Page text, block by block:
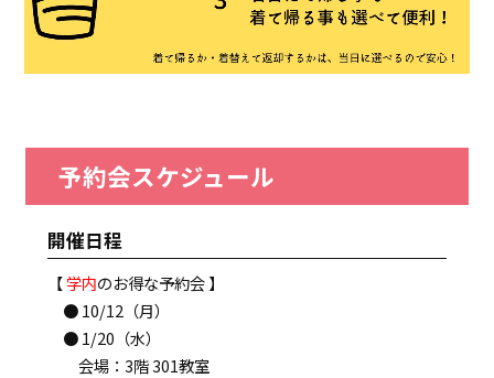
予約会スケジュール
開催日程
【学内のお得な予約会 】
● 10/12（月）
● 1/20（水）
会場：3階 301教室